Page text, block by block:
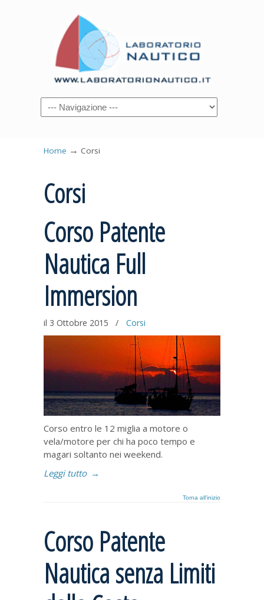
Home → Corsi
Corsi
Corso Patente
Nautica Full
Immersion
il 3 Ottobre 2015 / Corsi
Corso entro le 12 miglia a motore o
vela/motore per chi ha poco tempo e
magari soltanto nei weekend.
Leggi tutto →
Torna all'inizio
Corso Patente
Nautica senza Limiti